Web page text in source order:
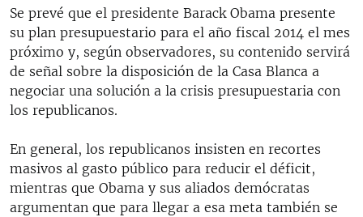
Se prevé que el presidente Barack Obama presente
su plan presupuestario para el año fiscal 2014 el mes
próximo y, según observadores, su contenido servirá
de señal sobre la disposición de la Casa Blanca a
negociar una solución a la crisis presupuestaria con
los republicanos.
En general, los republicanos insisten en recortes
masivos al gasto público para reducir el déficit,
mientras que Obama y sus aliados demócratas
argumentan que para llegar a esa meta también se